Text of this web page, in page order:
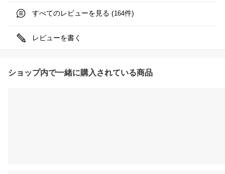
すべてのレビューを見る (164件)
レビューを書く
ショップ内で一緒に購入されている商品